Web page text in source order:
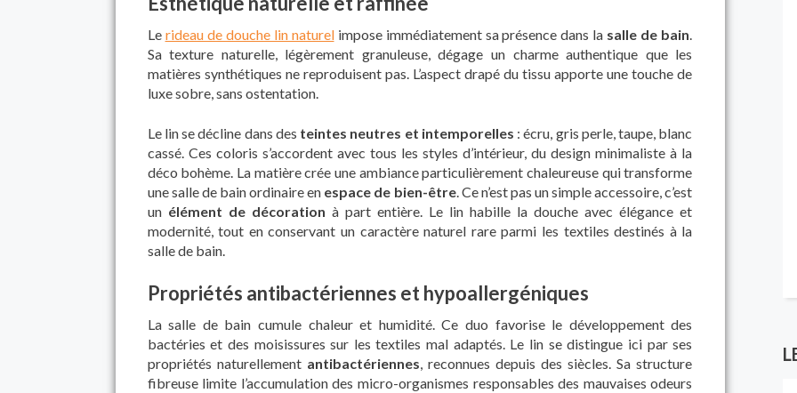
Le rideau de douche lin naturel impose immédiatement sa présence dans la salle de bain.
Sa texture naturelle, légèrement granuleuse, dégage un charme authentique que les
matières synthétiques ne reproduisent pas. L’aspect drapé du tissu apporte une touche de
luxe sobre, sans ostentation.
Le lin se décline dans des teintes neutres et intemporelles : écru, gris perle, taupe, blanc
cassé. Ces coloris s’accordent avec tous les styles d’intérieur, du design minimaliste à la
déco bohème. La matière crée une ambiance particulièrement chaleureuse qui transforme
une salle de bain ordinaire en espace de bien-être. Ce n’est pas un simple accessoire, c’est
un élément de décoration à part entière. Le lin habille la douche avec élégance et
modernité, tout en conservant un caractère naturel rare parmi les textiles destinés à la
salle de bain.
Propriétés antibactériennes et hypoallergéniques
La salle de bain cumule chaleur et humidité. Ce duo favorise le développement des
bactéries et des moisissures sur les textiles mal adaptés. Le lin se distingue ici par ses
propriétés naturellement antibactériennes, reconnues depuis des siècles. Sa structure
fibreuse limite l’accumulation des micro-organismes responsables des mauvaises odeurs